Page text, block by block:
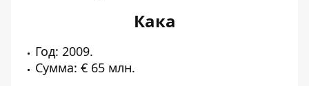
Кака
Год: 2009.
Сумма: € 65 млн.